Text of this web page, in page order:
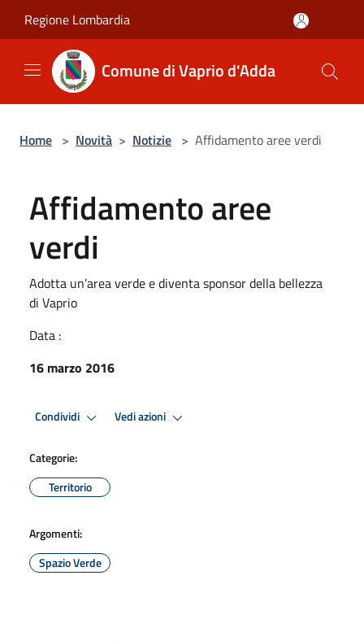
Regione Lombardia
Comune di Vaprio d'Adda
Home > Novità > Notizie > Affidamento aree verdi
Affidamento aree
verdi
Adotta un’area verde e diventa sponsor della bellezza
di Vaprio
Data :
16 marzo 2016
Condividi Vedi azioni
Categorie:
Territorio
Argomenti:
Spazio Verde